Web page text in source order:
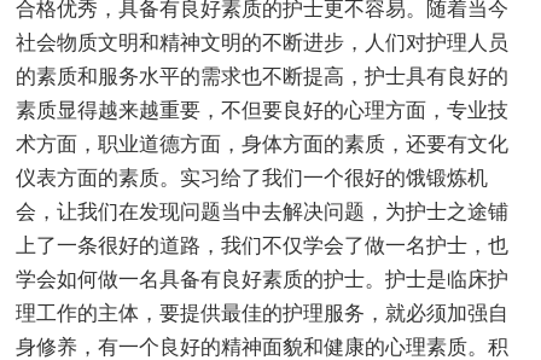
合格优秀，具备有良好素质的护士更不容易。随着当今
社会物质文明和精神文明的不断进步，人们对护理人员
的素质和服务水平的需求也不断提高，护士具有良好的
素质显得越来越重要，不但要良好的心理方面，专业技
术方面，职业道德方面，身体方面的素质，还要有文化
仪表方面的素质。实习给了我们一个很好的饿锻炼机
会，让我们在发现问题当中去解决问题，为护士之途铺
上了一条很好的道路，我们不仅学会了做一名护士，也
学会如何做一名具备有良好素质的护士。护士是临床护
理工作的主体，要提供最佳的护理服务，就必须加强自
身修养，有一个良好的精神面貌和健康的心理素质。积